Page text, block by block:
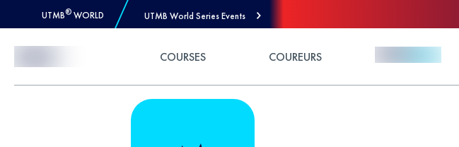
UTMB® WORLD UTMB World Series Events
COURSES COUREURS